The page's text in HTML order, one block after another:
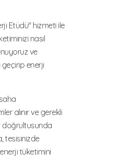
Etüdü" hizmeti ile
nasıl
ve
enerji
alınır ve gerekli
doğrultusunda
tesisinizde
tüketimini